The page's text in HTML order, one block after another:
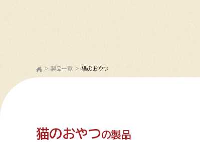
> 製品一覧 > 猫のおやつ
猫のおやつの製品